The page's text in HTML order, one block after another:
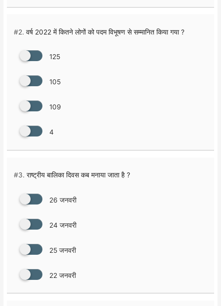
#2. वर्ष 2022 में कितने लोगों को पदम विभूषण से सम्मानित किया गया ?
125
105
109
4
#3. राष्ट्रीय बालिका दिवस कब मनाया जाता है ?
26 जनवरी
24 जनवरी
25 जनवरी
22 जनवरी